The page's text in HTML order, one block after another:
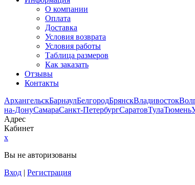
О компании
Оплата
Доставка
Условия возврата
Условия работы
Таблица размеров
Как заказать
Отзывы
Контакты
АрхангельскБарнаулБелгородБрянскВладивосток
на-ДонуСамараСанкт-ПетербургСаратовТулаТюмень
Адрес
Кабинет
x
Вы не авторизованы
Вход | Регистрация